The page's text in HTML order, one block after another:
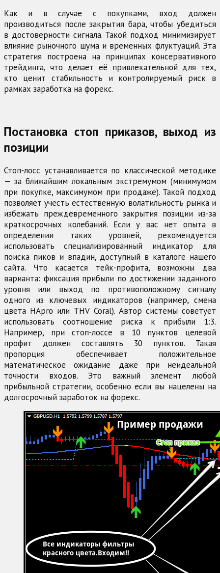
Как и в случае с покупками, вход должен
производиться после закрытия бара, чтобы убедиться
в достоверности сигнала. Такой подход минимизирует
влияние рыночного шума и временных флуктуаций. Эта
стратегия построена на принципах консервативного
трейдинга, что делает её привлекательной для тех,
кто ценит стабильность и контролируемый риск в
рамках заработка на форекс.
Постановка стоп приказов, выход из
позиции
Стоп-лосс устанавливается по классической методике
— за ближайшим локальным экстремумом (минимумом
при покупке, максимумом при продаже). Такой подход
позволяет учесть естественную волатильность рынка и
избежать преждевременного закрытия позиции из-за
краткосрочных колебаний. Если у вас нет опыта в
определении таких уровней, рекомендуется
использовать специализированный индикатор для
поиска пиков и впадин, доступный в каталоге нашего
сайта. Что касается тейк-профита, возможны два
варианта: фиксация прибыли по достижении заданного
уровня или выход по противоположному сигналу
одного из ключевых индикаторов (например, смена
цвета HApro или THV Coral). Автор системы советует
использовать соотношение риска к прибыли 1:3.
Например, при стоп-лоссе в 10 пунктов целевой
профит должен составлять 30 пунктов. Такая
пропорция обеспечивает положительное
математическое ожидание даже при неидеальной
точности входов. Это важный элемент любой
прибыльной стратегии, особенно если вы нацелены на
долгосрочный заработок на форекс.